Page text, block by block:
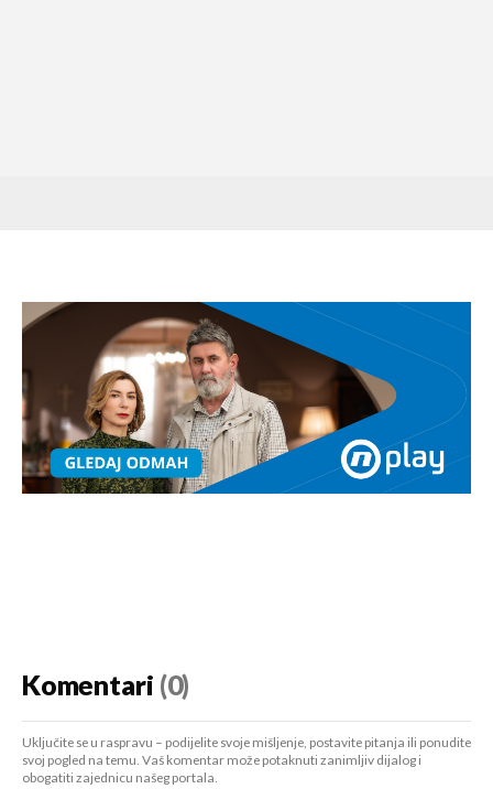
Komentari (0)
Uključite se u raspravu – podijelite svoje mišljenje, postavite pitanja ili ponudite
svoj pogled na temu. Vaš komentar može potaknuti zanimljiv dijalog i
obogatiti zajednicu našeg portala.